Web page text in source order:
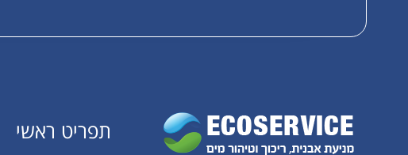
תפריט ראשי